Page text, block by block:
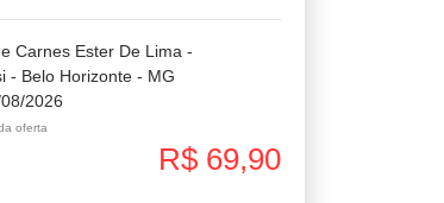
Carnes Ester De Lima -
- Belo Horizonte - MG
2026
oferta
R$ 69,90